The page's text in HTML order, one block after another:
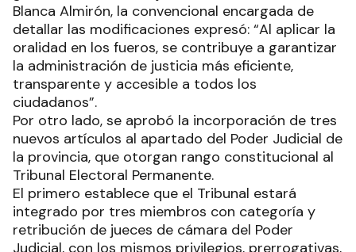
Blanca Almirón, la convencional encargada de
detallar las modificaciones expresó: “Al aplicar la
oralidad en los fueros, se contribuye a garantizar
la administración de justicia más eficiente,
transparente y accesible a todos los
ciudadanos”.
Por otro lado, se aprobó la incorporación de tres
nuevos artículos al apartado del Poder Judicial de
la provincia, que otorgan rango constitucional al
Tribunal Electoral Permanente.
El primero establece que el Tribunal estará
integrado por tres miembros con categoría y
retribución de jueces de cámara del Poder
Judicial, con los mismos privilegios, prerrogativas,